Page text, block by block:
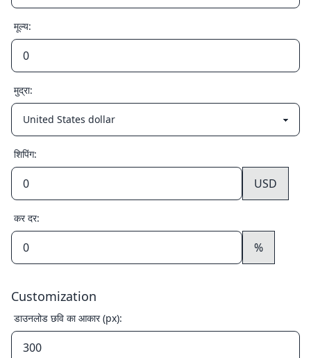
मूल्य:
मुद्रा:
शिपिंग:
USD
कर दर:
%
Customization
डाउनलोड छवि का आकार (px):